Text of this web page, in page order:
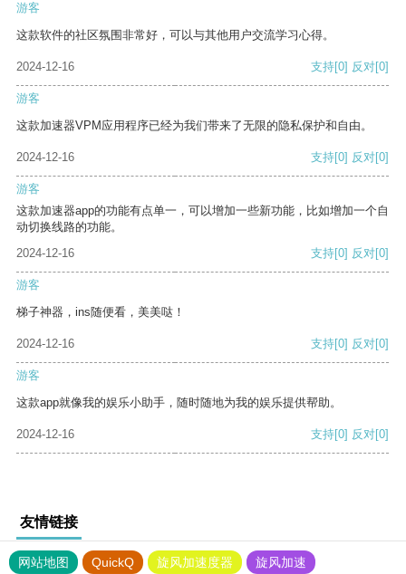
游客
这款软件的社区氛围非常好，可以与其他用户交流学习心得。
2024-12-16 支持[0] 反对[0]
游客
这款加速器VPM应用程序已经为我们带来了无限的隐私保护和自由。
2024-12-16 支持[0] 反对[0]
游客
这款加速器app的功能有点单一，可以增加一些新功能，比如增加一个自
动切换线路的功能。
2024-12-16
支持[0] 反对[0]
游客
梯子神器，ins随便看，美美哒！
2024-12-16 支持[0] 反对[0]
游客
这款app就像我的娱乐小助手，随时随地为我的娱乐提供帮助。
2024-12-16 支持[0] 反对[0]
友情链接
网站地图 QuickQ 旋风加速度器
旋风加速